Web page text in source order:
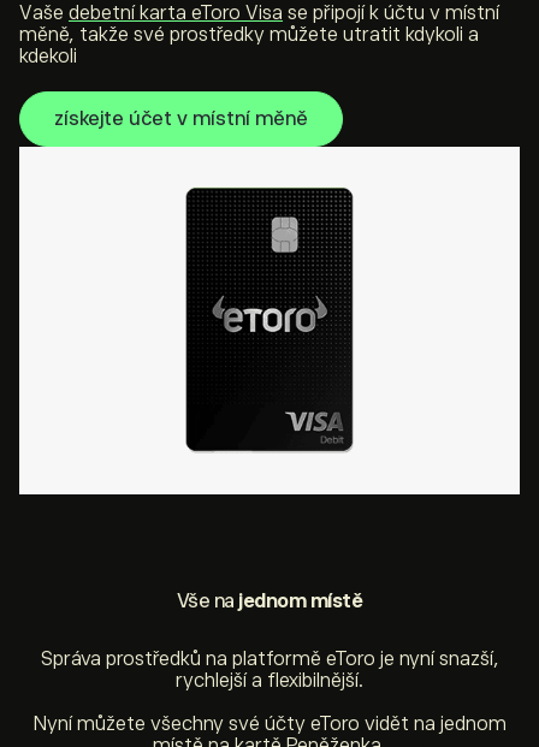
Vaše debetníkarta eToro Visa se připojí k účtu v místní
měně, takže své prostředky můžete utratit kdykoli a
kdekoli
získejte účet v místní měně
Vše na jednom místě
Správa prostředků na platformě eToro je nyní snazší,
rychlejší a flexibilnější.
Nyní můžete všechny své účty eToro vidět na jednom